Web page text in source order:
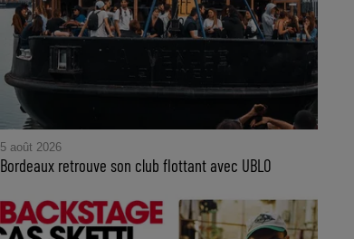
5 août 2026
Bordeaux retrouve son club flottant avec UBLO